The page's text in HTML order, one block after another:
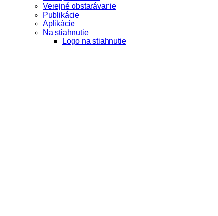
Verejné obstarávanie
Publikácie
Aplikácie
Na stiahnutie
Logo na stiahnutie